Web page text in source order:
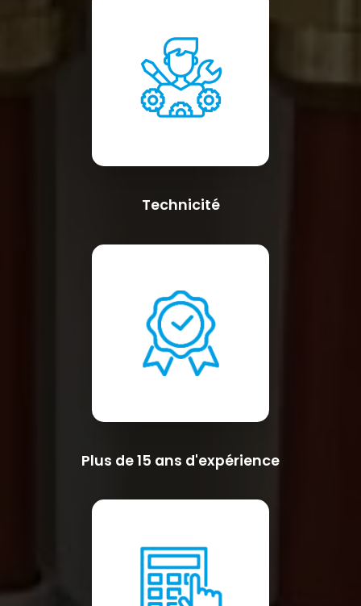
Technicité
Plus de 15 ans d'expérience